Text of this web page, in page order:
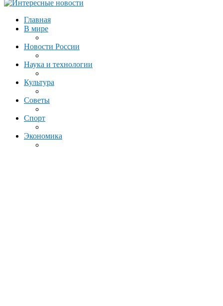
Главная
В мире
Новости России
Наука и технологии
Культура
Советы
Спорт
Экономика